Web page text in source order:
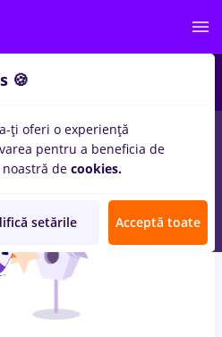
timein Timisoarapentru
Medicina / Sanatate
🍪
ți oferi o experiență
pentru a beneficia de
de cookies.
setările Acceptă toate